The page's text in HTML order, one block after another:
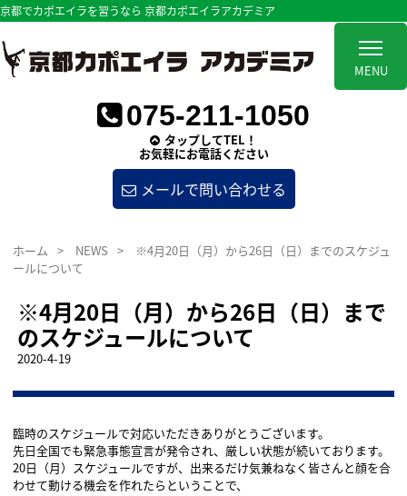
MENU
京都でカポエイラを習うなら 京都カポエイラアカデミア
075-211-1050
タップしてTEL！
お気軽にお電話ください
メールで問い合わせる
ホーム > NEWS >
※4月20日（月）から26日（日）までのスケジュ
ールについて
※4月20日（月）から26日（日）まで
のスケジュールについて
2020-4-19
臨時のスケジュールで対応いただきありがとうございます。
先日全国でも緊急事態宣言が発令され、厳しい状態が続いております。
20日（月）スケジュールですが、出来るだけ気兼ねなく皆さんと顔を合
わせて動ける機会を作れたらということで、